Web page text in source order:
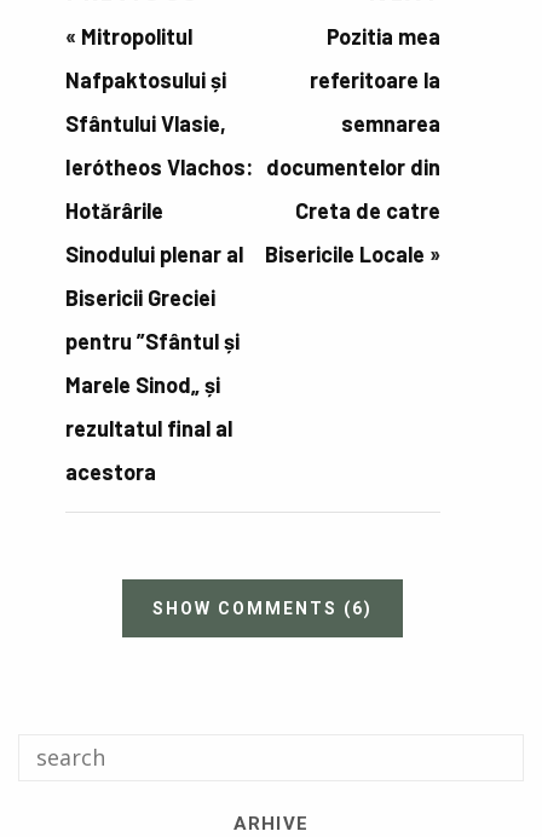
« Mitropolitul
Nafpaktosului și
Sfântului Vlasie,
Ierótheos Vlachos:
Hotărârile
Sinodului plenar al
Bisericii Greciei
pentru ”Sfântul și
Marele Sinod„ și
rezultatul final al
acestora
Pozitia mea
referitoare la
semnarea
documentelor din
Creta de catre
Bisericile Locale »
SHOW COMMENTS (6)
ARHIVE